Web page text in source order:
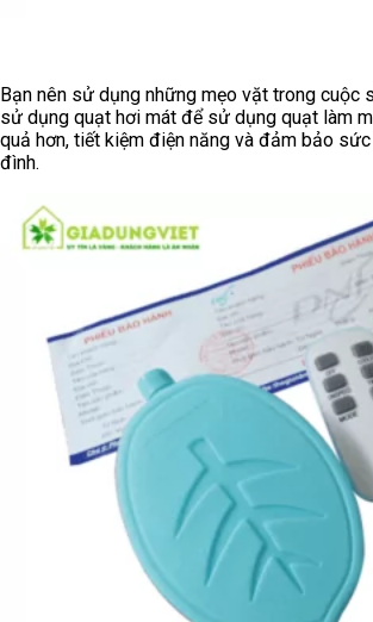
Bạn nên sử dụng những mẹo vặt trong cuộc
sử dụng quạt hơi mát để sử dụng quạt làm
quả hơn, tiết kiệm điện năng và đảm bảo
đình.